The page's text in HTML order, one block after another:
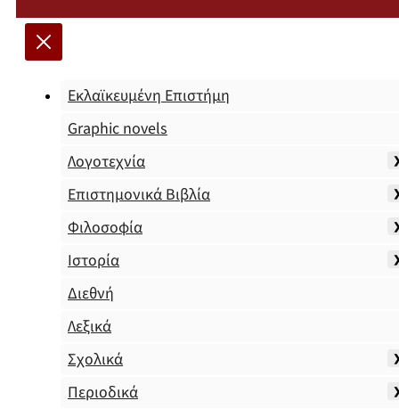
Εκλαϊκευμένη Επιστήμη
Graphic novels
Λογοτεχνία
Επιστημονικά Βιβλία
Φιλοσοφία
Ιστορία
Διεθνή
Λεξικά
Σχολικά
Περιοδικά